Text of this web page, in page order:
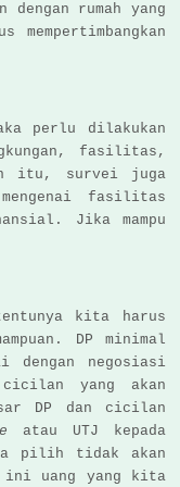
rumah yang
perlu dilakukan
fasilitas,
itu, survei juga
fasilitas
Jika mampu
kita harus
DP minimal
negosiasi
cicilan yang akan
DP dan cicilan
atau UTJ kepada
pilih tidak akan
ini uang yang kita